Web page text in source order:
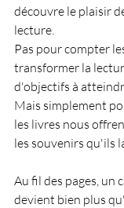
découvre le plaisir
lecture.
Pas pour compter
transformer la
d'objectifs à
Mais simplement
les livres nous
les souvenirs qu'ils
Au fil des pages, un
devient bien plus